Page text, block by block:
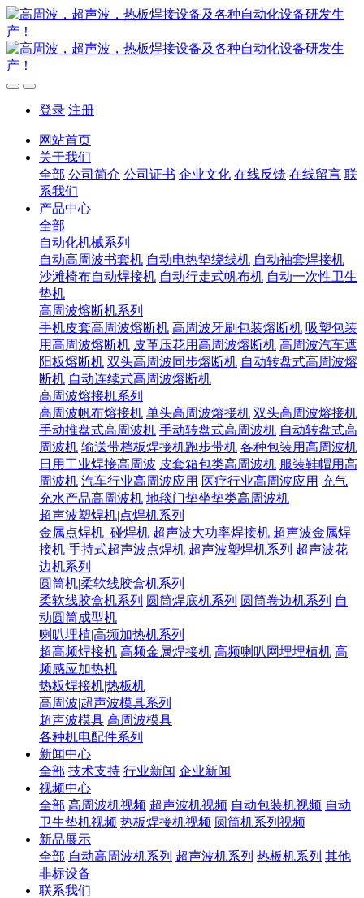
登录 注册
网站首页
关于我们
全部 公司简介 公司证书 企业文化 在线反馈 在线留言 联
系我们
产品中心
全部
自动化机械系列
自动高周波书套机 自动电热垫绕线机 自动袖套焊接机
沙滩椅布自动焊接机 自动行走式帆布机 自动一次性卫生
垫机
高周波熔断机系列
手机皮套高周波熔断机 高周波牙刷包装熔断机 吸塑包装
用高周波熔断机 皮革压花用高周波熔断机 高周波汽车遮
阳板熔断机 双头高周波同步熔断机 自动转盘式高周波熔
断机 自动连续式高周波熔断机
高周波熔接机系列
高周波帆布熔接机 单头高周波熔接机 双头高周波熔接机
手动推盘式高周波机 手动转盘式高周波机 自动转盘式高
周波机 输送带档板焊接机跑步带机 各种包装用高周波机
日用工业焊接高周波 皮套箱包类高周波机 服装鞋帽用高
周波机 汽车行业高周波应用 医疗行业高周波应用 充气
充水产品高周波机 地毯门垫坐垫类高周波机
超声波塑焊机|点焊机系列
金属点焊机_碰焊机 超声波大功率焊接机 超声波金属焊
接机 手持式超声波点焊机 超声波塑焊机系列 超声波花
边机系列
圆筒机|柔软线胶盒机系列
柔软线胶盒机系列 圆筒焊底机系列 圆筒卷边机系列 自
动圆筒成型机
喇叭埋植|高频加热机系列
超高频焊接机 高频金属焊接机 高频喇叭网埋埋植机 高
频感应加热机
热板焊接机|热板机
高周波|超声波模具系列
超声波模具 高周波模具
各种机电配件系列
新闻中心
全部 技术支持 行业新闻 企业新闻
视频中心
全部 高周波机视频 超声波机视频 自动包装机视频 自动
卫生垫机视频 热板焊接机视频 圆筒机系列视频
新品展示
全部 自动高周波机系列 超声波机系列 热板机系列 其他
非标设备
联系我们